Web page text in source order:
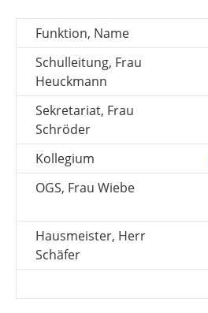
Funktion, Name
Schulleitung, Frau
Heuckmann
Sekretariat, Frau
Schröder
Kollegium
OGS, Frau Wiebe
Hausmeister, Herr
Schäfer